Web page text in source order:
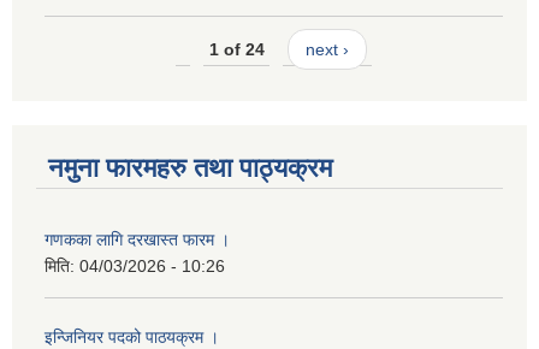
1 of 24 next ›
नमुना फारमहरु तथा पाठ्यक्रम
गणकका लागि दरखास्त फारम ।
मिति: 04/03/2026 - 10:26
इन्जिनियर पदको पाठयक्रम ।